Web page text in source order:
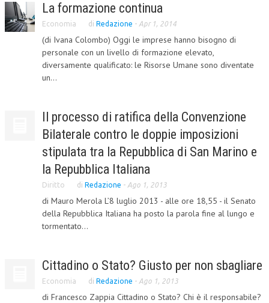
CENTRO STUDI
ATTO COSTITUTIVO E STATUTO
ORGANIZZAZIONE
ALTA FORMAZIONE
CORSI CE.S.E.D.
ARCHIVIO CORSI 2015
BROCHURE CE.S.E.D.
LA RIVISTA
La formazione continua
Economia di Redazione - Apr 1, 2014
(di Ivana Colombo) Oggi le imprese hanno bisogno di
personale con un livello di formazione elevato,
diversamente qualificato: le Risorse Umane sono diventate
un...
Il processo di ratifica della Convenzione
Bilaterale contro le doppie imposizioni
stipulata tra la Repubblica di San Marino e
la Repubblica Italiana
Diritto di Redazione - Ago 1, 2013
di Mauro Merola L’8 luglio 2013 - alle ore 18,55 - il Senato
della Repubblica Italiana ha posto la parola fine al lungo e
tormentato...
Cittadino o Stato? Giusto per non sbagliare
Economia di Redazione - Ago 1, 2013
di Francesco Zappia Cittadino o Stato? Chi è il responsabile?